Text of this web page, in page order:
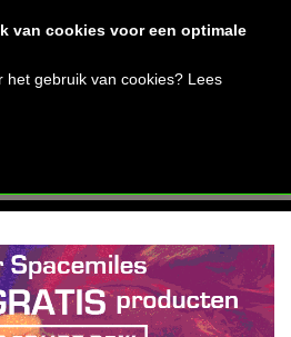
van cookies voor een optimale
het gebruik van cookies? Lees